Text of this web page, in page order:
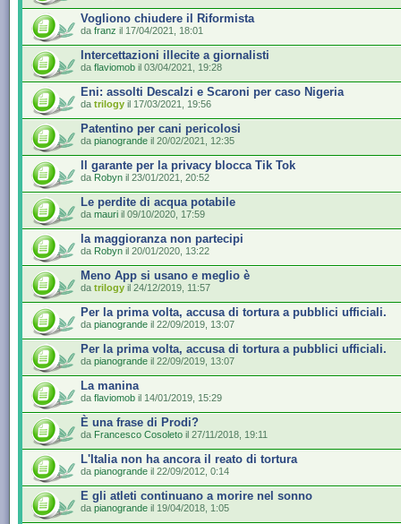
Vogliono chiudere il Riformista
da franz il 17/04/2021, 18:01
Intercettazioni illecite a giornalisti
da flaviomob il 03/04/2021, 19:28
Eni: assolti Descalzi e Scaroni per caso Nigeria
da trilogy il 17/03/2021, 19:56
Patentino per cani pericolosi
da pianogrande il 20/02/2021, 12:35
Il garante per la privacy blocca Tik Tok
da Robyn il 23/01/2021, 20:52
Le perdite di acqua potabile
da mauri il 09/10/2020, 17:59
la maggioranza non partecipi
da Robyn il 20/01/2020, 13:22
Meno App si usano e meglio è
da trilogy il 24/12/2019, 11:57
Per la prima volta, accusa di tortura a pubblici ufficiali.
da pianogrande il 22/09/2019, 13:07
Per la prima volta, accusa di tortura a pubblici ufficiali.
da pianogrande il 22/09/2019, 13:07
La manina
da flaviomob il 14/01/2019, 15:29
È una frase di Prodi?
da Francesco Cosoleto il 27/11/2018, 19:11
L'Italia non ha ancora il reato di tortura
da pianogrande il 22/09/2012, 0:14
E gli atleti continuano a morire nel sonno
da pianogrande il 19/04/2018, 1:05